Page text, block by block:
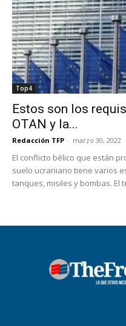
Top4
Estos son los
OTAN y la...
Redacción TFP - marzo 30, 2022
El conflicto bélico que están
suelo ucraniano tiene varios
tanques, misiles y bombas. El